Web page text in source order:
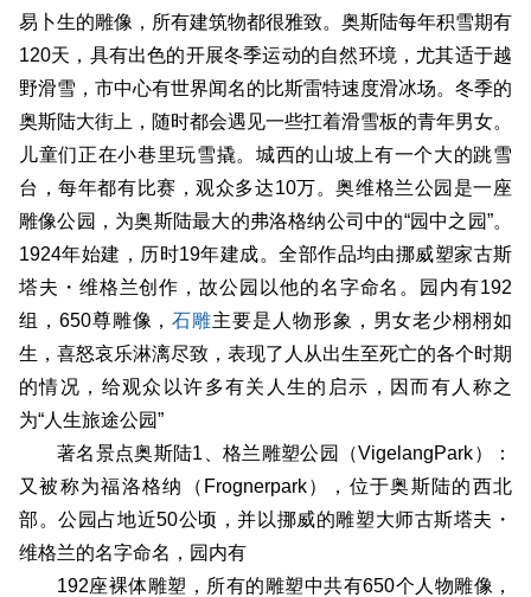
易卜生的雕像，所有建筑物都很雅致。奥斯陆每年积雪期有
120天，具有出色的开展冬季运动的自然环境，尤其适于越
野滑雪，市中心有世界闻名的比斯雷特速度滑冰场。冬季的
奥斯陆大街上，随时都会遇见一些扛着滑雪板的青年男女。
儿童们正在小巷里玩雪撬。城西的山坡上有一个大的跳雪
台，每年都有比赛，观众多达10万。奥维格兰公园是一座
雕像公园，为奥斯陆最大的弗洛格纳公司中的“园中之园”。
1924年始建，历时19年建成。全部作品均由挪威塑家古斯
塔夫・维格兰创作，故公园以他的名字命名。园内有192
组，650尊雕像，石雕主要是人物形象，男女老少栩栩如
生，喜怒哀乐淋漓尽致，表现了人从出生至死亡的各个时期
的情况，给观众以许多有关人生的启示，因而有人称之
为“人生旅途公园”
著名景点奥斯陆1、格兰雕塑公园（VigelangPark）：
又被称为福洛格纳（Frognerpark），位于奥斯陆的西北
部。公园占地近50公顷，并以挪威的雕塑大师古斯塔夫・
维格兰的名字命名，园内有
192座裸体雕塑，所有的雕塑中共有650个人物雕像，